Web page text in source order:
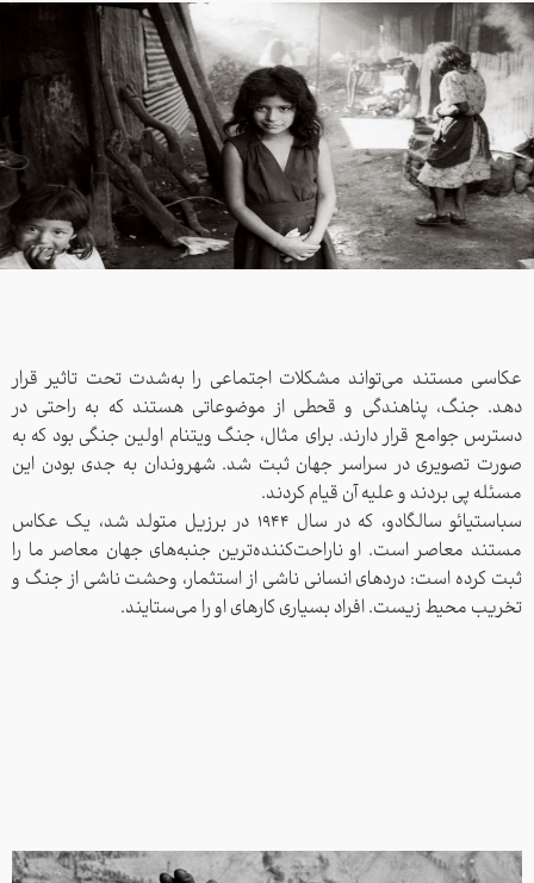
عکاسی مستند می‌تواند مشکلات اجتماعی را به‌شدت تحت تاثیر قرار
دهد. جنگ، پناهندگی و قحطی از موضوعاتی هستند که به راحتی در
دسترس جوامع قرار دارند. برای مثال، جنگ ویتنام اولین جنگی بود که به
صورت تصویری در سراسر جهان ثبت شد. شهروندان به جدی بودن این
مسئله پی بردند و علیه آن قیام کردند.
سباستیائو سالگادو، که در سال ۱۹۴۴ در برزیل متولد شد، یک عکاس
مستند معاصر است. او ناراحت‌کننده‌ترین جنبه‌های جهان معاصر ما را
ثبت کرده است: دردهای انسانی ناشی از استثمار، وحشت ناشی از‌ جنگ و
تخریب محیط زیست. افراد بسیاری کارهای او را می‌ستایند.